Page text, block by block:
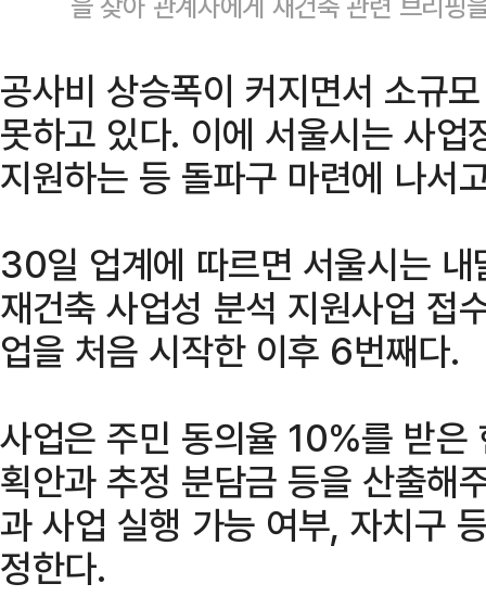
공사비 상승폭이 커지면서 소규
못하고 있다. 이에 서울시는 사
지원하는 등 돌파구 마련에 나서
30일 업계에 따르면 서울시는
재건축 사업성 분석 지원사업 접
업을 처음 시작한 이후 6번째다.
사업은 주민 동의율 10%를 받은
획안과 추정 분담금 등을 산출해
과 사업 실행 가능 여부, 자치구
정한다.